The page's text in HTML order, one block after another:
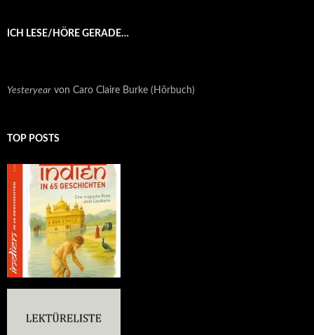
ICH LESE/HÖRE GERADE…
Yesteryear von Caro Claire Burke (Hörbuch)
TOP POSTS